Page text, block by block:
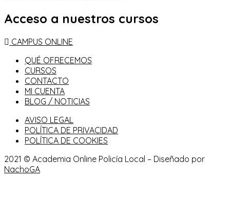
Acceso a nuestros cursos
CAMPUS ONLINE
QUÉ OFRECEMOS
CURSOS
CONTACTO
MI CUENTA
BLOG / NOTICIAS
AVISO LEGAL
POLÍTICA DE PRIVACIDAD
POLÍTICA DE COOKIES
2021 © Academia Online Policía Local – Diseñado por
NachoGA